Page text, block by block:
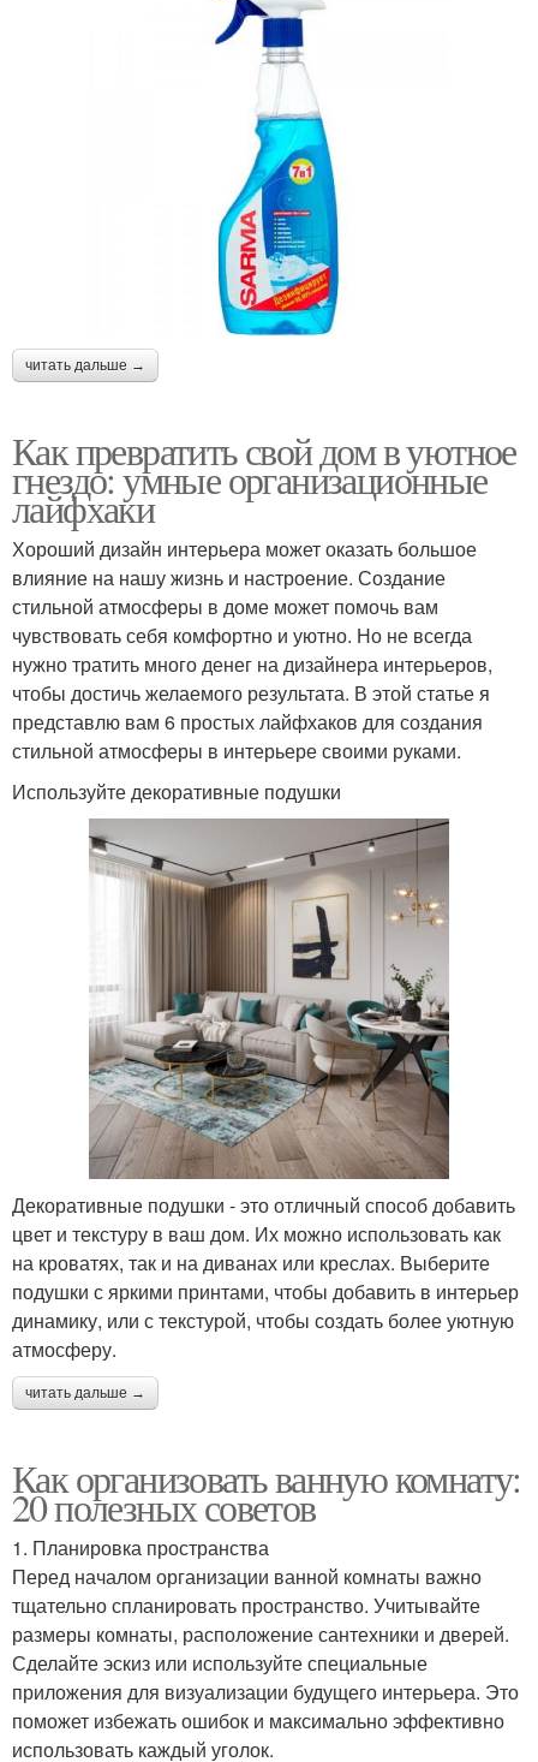
читать дальше →
Как превратить свой дом в уютное
гнездо: умные организационные
лайфхаки
Хороший дизайн интерьера может оказать большое
влияние на нашу жизнь и настроение. Создание
стильной атмосферы в доме может помочь вам
чувствовать себя комфортно и уютно. Но не всегда
нужно тратить много денег на дизайнера интерьеров,
чтобы достичь желаемого результата. В этой статье я
представлю вам 6 простых лайфхаков для создания
стильной атмосферы в интерьере своими руками.
Используйте декоративные подушки
Декоративные подушки - это отличный способ добавить
цвет и текстуру в ваш дом. Их можно использовать как
на кроватях, так и на диванах или креслах. Выберите
подушки с яркими принтами, чтобы добавить в интерьер
динамику, или с текстурой, чтобы создать более уютную
атмосферу.
читать дальше →
Как организовать ванную комнату:
20 полезных советов
1. Планировка пространства
Перед началом организации ванной комнаты важно
тщательно спланировать пространство. Учитывайте
размеры комнаты, расположение сантехники и дверей.
Сделайте эскиз или используйте специальные
приложения для визуализации будущего интерьера. Это
поможет избежать ошибок и максимально эффективно
использовать каждый уголок.